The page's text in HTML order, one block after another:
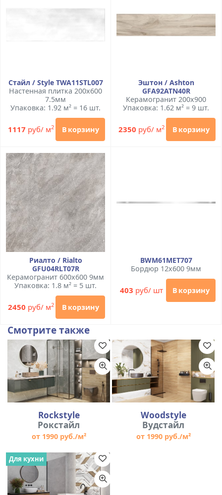
Стайл / Style TWA11STL007
Настенная плитка 200x600
7.5мм
Упаковка: 1.92 м² = 16 шт.
1117 руб/ м2 В корзину
Эштон / Ashton
GFA92ATN40R
Керамогранит 200x900
Упаковка: 1.62 м² = 9 шт.
2350 руб/ м2 В корзину
Риалто / Rialto
GFU04RLT07R
Керамогранит 600x600 9мм
Упаковка: 1.8 м² = 5 шт.
2450 руб/ м2 В корзину
BWM61MET707
Бордюр 12x600 9мм
403 руб/ шт В корзину
Смотрите также
Rockstyle
Рокстайл
от 1990 руб./м²
Woodstyle
Вудстайл
от 1990 руб./м²
Для кухни